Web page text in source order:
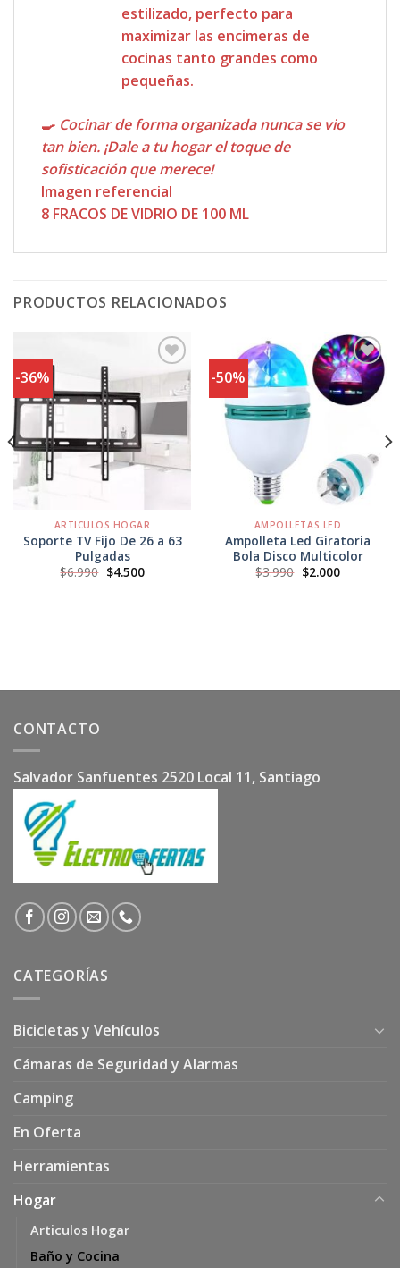
estilizado, perfecto para
maximizar las encimeras de
cocinas tanto grandes como
pequeñas.
🍳 Cocinar de forma organizada nunca se vio
tan bien. ¡Dale a tu hogar el toque de
sofisticación que merece!
Imagen referencial
8 FRACOS DE VIDRIO DE 100 ML
PRODUCTOS RELACIONADOS
-36%
Agregar
Favoritos
ARTICULOS HOGAR
Soporte TV Fijo De 26 a 63
Pulgadas
$6.990 El
precio
$4.500El
precio
-50%
Agregar
AMPOLLETAS LED
Ampolleta Led Giratoria
Bola Disco Multicolor
$3.990 El
precio
$2.000El
precio
CONTACTO
Salvador Sanfuentes 2520 Local 11, Santiago
CATEGORÍAS
Bicicletas y Vehículos
Cámaras de Seguridad y Alarmas
Camping
En Oferta
Herramientas
Hogar
Articulos Hogar
Baño y Cocina